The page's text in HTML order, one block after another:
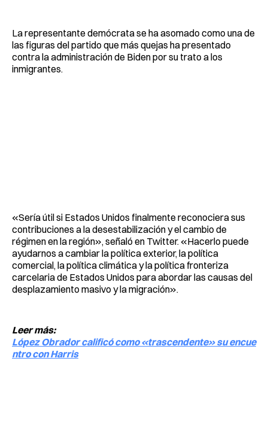
La representante demócrata se ha asomado como una de
las figuras del partido que más quejas ha presentado
contra la administración de Biden por su trato a los
inmigrantes.
«Sería útil si Estados Unidos finalmente reconociera sus
contribuciones a la desestabilización y el cambio de
régimen en la región», señaló en Twitter. «Hacerlo puede
ayudarnos a cambiar la política exterior, la política
comercial, la política climática y la política fronteriza
carcelaria de Estados Unidos para abordar las causas del
desplazamiento masivo y la migración».
Leer más:
López Obrador calificó como «trascendente» su encue
ntro con Harris